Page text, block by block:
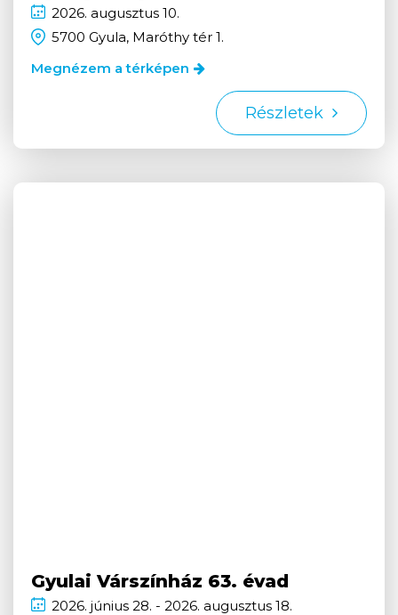
2026. augusztus 10.
5700 Gyula, Maróthy tér 1.
Megnézem a térképen
Részletek
Gyulai Várszínház 63. évad
2026. június 28. - 2026. augusztus 18.